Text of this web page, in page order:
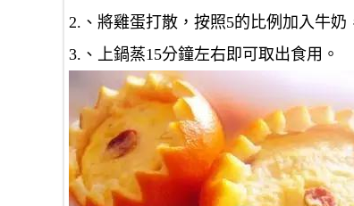
2.、將雞蛋打散，按照5的比例加入牛
3.、上鍋蒸15分鐘左右即可取出食用。